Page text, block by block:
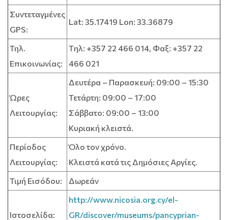
Συντεταγμένες
GPS:
Lat: 35.17419 Lon: 33.36879
Τηλ.
Επικοινωνίας:
Tηλ: +357 22 466 014, Φαξ: +357 22
466 021
Ώρες
Λειτουργίας:
Δευτέρα – Παρασκευή: 09:00 – 15:30
Τετάρτη: 09:00 – 17:00
Σάββατο: 09:00 – 13:00
Κυριακή κλειστά.
Περίοδος
Λειτουργίας:
Όλο τον χρόνο.
Κλειστά κατά τις Δημόσιες Αργίες.
Τιμή Εισόδου:
Δωρεάν
Ιστοσελίδα:
http://www.nicosia.org.cy/el-
GR/discover/museums/pancyprian-